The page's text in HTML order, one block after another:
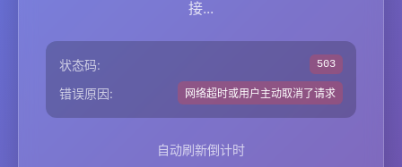
接...
状态码: 503
错误原因: 网络超时或用户主动取消了请求
自动刷新倒计时